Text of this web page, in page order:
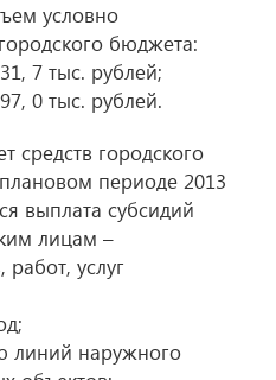
условно
бюджета:
7 тыс. рублей;
0 тыс. рублей.
средств городского
периоде 2013
выплата субсидий
лицам –
услуг
линий наружного